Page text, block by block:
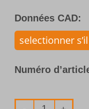
Données CAD:
Numéro